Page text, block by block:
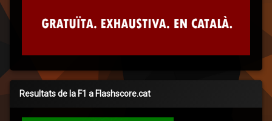
Resultats de la F1 a Flashscore.cat